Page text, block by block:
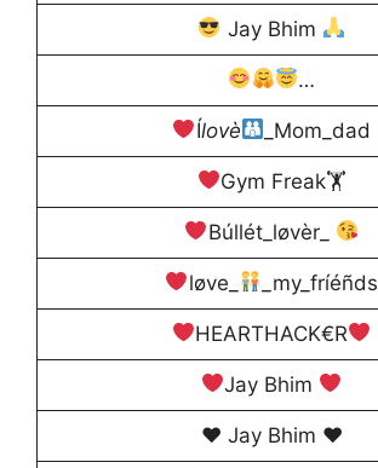
Jay Bhim
…
Ílovè _Mom_dad
Gym Freak🏋
Búllét_løvèr_
løve_ _my_fríéñds
HEARTHACK€R
Jay Bhim
♥️ Jay Bhim ♥️